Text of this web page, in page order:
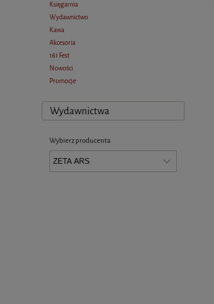
Księgarnia
Wydawnictwo
Kawa
Akcesoria
161 Fest
Nowości
Promocje
Wydawnictwa
Wybierz producenta